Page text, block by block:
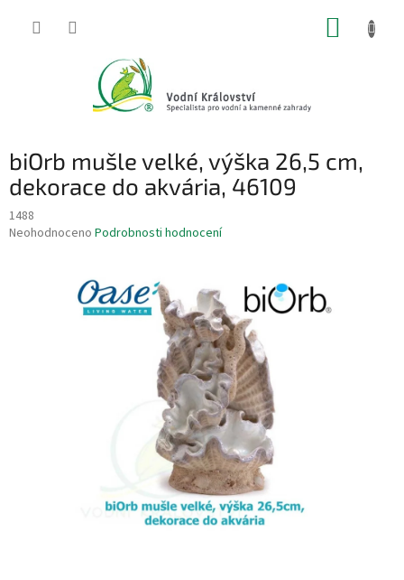
biOrb mušle velké, výška 26,5 cm,
dekorace do akvária, 46109
1488
Průměrné
Neohodnoceno Podrobnosti hodnocení